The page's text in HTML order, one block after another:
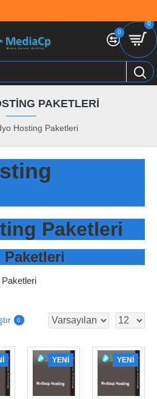
0
0
Hosting Paketleri
PAKETLERI
Paketleri
0
YENI YENI